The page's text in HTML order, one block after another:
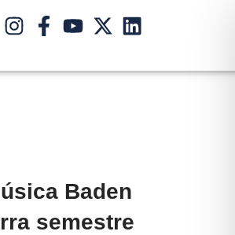
Baden
semestre